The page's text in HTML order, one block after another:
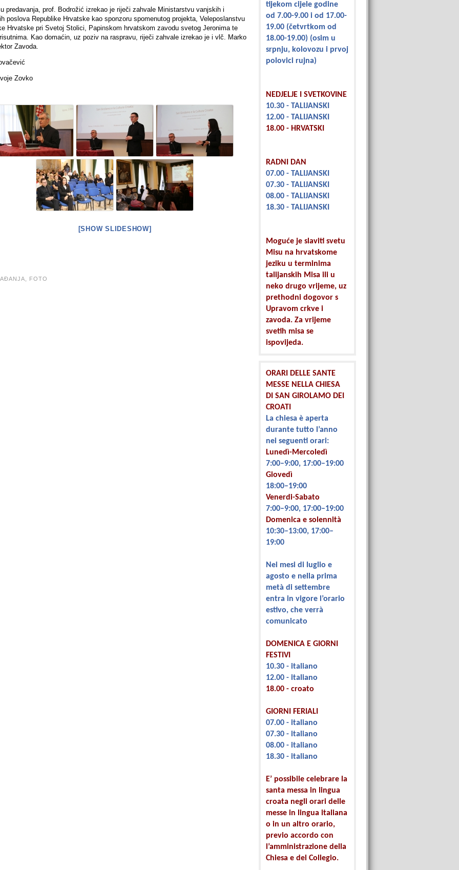
predavanja, prof. Bodrožić izrekao je riječi zahvale Ministarstvu vanjskih i
poslova Republike Hrvatske kao sponzoru spomenutog projekta, Veleposlanstvu
Hrvatske pri Svetoj Stolici, Papinskom hrvatskom zavodu svetog Jeronima te
Kao domaćin, uz poziv na raspravu, riječi zahvale izrekao je i vlč. Marko
Zavoda.
Zovko
[SHOW SLIDESHOW]
FOTO
tijekom cijele godine
od 7.00-9.00 i od 17.00-
19.00 (četvrtkom od
18.00-19.00) (osim u
srpnju, kolovozu i prvoj
polovici rujna)
NEDJELJE I SVETKOVINE
10.30 - TALIJANSKI
12.00 - TALIJANSKI
18.00 - HRVATSKI
RADNI DAN
07.00 - TALIJANSKI
07.30 - TALIJANSKI
08.00 - TALIJANSKI
18.30 - TALIJANSKI
Moguće je slaviti svetu
Misu na hrvatskome
jeziku u terminima
talijanskih Misa ili u
neko drugo vrijeme, uz
prethodni dogovor s
Upravom crkve i
zavoda. Za vrijeme
svetih misa se
ispovijeda.
ORARI DELLE SANTE
MESSE NELLA CHIESA
DI SAN GIROLAMO DEI
CROATI
La chiesa è aperta
durante tutto l’anno
nei seguenti orari:
Lunedì-Mercoledì
7:00–9:00, 17:00–19:00
Giovedì
18:00–19:00
Venerdi-Sabato
7:00–9:00, 17:00–19:00
Domenica e solennità
10:30–13:00, 17:00–
19:00
Nei mesi di luglio e
agosto e nella prima
metà di settembre
entra in vigore l’orario
estivo, che verrà
comunicato
DOMENICA E GIORNI
FESTIVI
10.30 - italiano
12.00 - italiano
18.00 - croato
GIORNI FERIALI
07.00 - italiano
07.30 - italiano
08.00 - italiano
18.30 - italiano
E’ possibile celebrare la
santa messa in lingua
croata negli orari delle
messe in lingua italiana
o in un altro orario,
previo accordo con
l’amministrazione della
Chiesa e del Collegio.